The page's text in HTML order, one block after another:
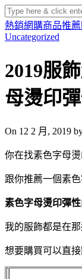
熱銷網購商品推
Uncategorized
2019服
母燙印
On 12 2 月, 2019
你在找素色字母
跟你推薦一個素
素色字母燙印彈
我的服飾都是在
想要購買可以直